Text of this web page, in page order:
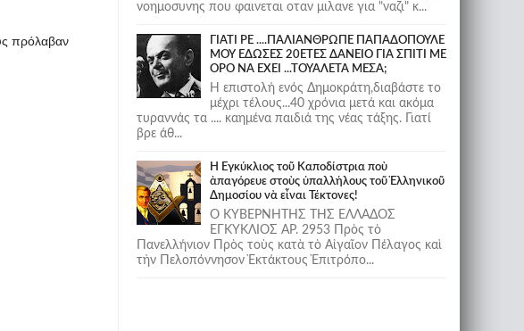
πρόλαβαν
νοημοσυνης που φαινεται οταν μιλανε για "ναζι" κ...
ΓΙΑΤΙ ΡΕ ....ΠΑΛΙΑΝΘΡΩΠΕ ΠΑΠΑΔΟΠΟΥΛΕ
ΜΟΥ ΕΔΩΣΕΣ 20ΕΤΕΣ ΔΑΝΕΙΟ ΓΙΑ ΣΠΙΤΙ ΜΕ
ΟΡΟ ΝΑ ΕΧΕΙ ...ΤΟΥΑΛΕΤΑ ΜΕΣΑ;
Η επιστολή ενός Δημοκράτη,διαβάστε το
μέχρι τέλους...40 χρόνια μετά και ακόμα
τυραννάς τα .... καημένα παιδιά της νέας τάξης. Γιατί
βρε άθ...
Ἡ Ἐγκύκλιος τοῦ Καποδίστρια ποὺ
ἀπαγόρευε στοὺς ὑπαλλήλους τοῦ Ἑλληνικοῦ
Δημοσίου νὰ εἶναι Τέκτονες!
Ο ΚΥΒΕΡΝΗΤΗΣ ΤΗΣ ΕΛΛΑΔΟΣ
ΕΓΚΥΚΛΙΟΣ ΑΡ. 2953 Πρὸς τὸ
Πανελλήνιον Πρὸς τοὺς κατὰ τὸ Αἰγαῖον Πέλαγος καὶ
τὴν Πελοπόννησον Ἐκτάκτους Ἐπιτρόπο...